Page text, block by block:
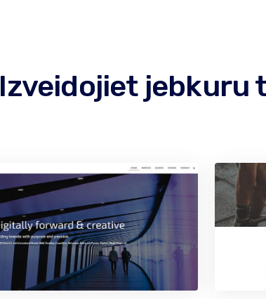
Izveidojiet jebkuru